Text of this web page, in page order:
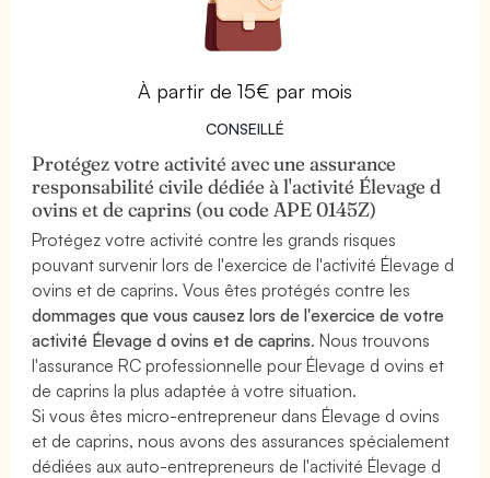
À partir de 15€ par mois
CONSEILLÉ
Protégez votre activité avec une assurance
responsabilité civile dédiée à l'activité Élevage d
ovins et de caprins (ou code APE 0145Z)
Protégez votre activité contre les grands risques
pouvant survenir lors de l'exercice de l'activité Élevage d
ovins et de caprins. Vous êtes protégés contre les
dommages que vous causez lors de l'exercice de votre
activité Élevage d ovins et de caprins. Nous trouvons
l'assurance RC professionnelle pour Élevage d ovins et
de caprins la plus adaptée à votre situation.
Si vous êtes micro-entrepreneur dans Élevage d ovins
et de caprins, nous avons des assurances spécialement
dédiées aux auto-entrepreneurs de l'activité Élevage d